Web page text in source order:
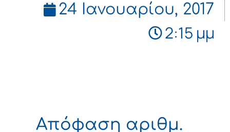
24 Ιανουαρίου, 2017
2:15 μμ
Απόφαση αριθμ.